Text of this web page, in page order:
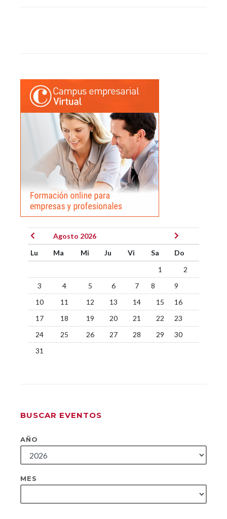
Agosto 2026
Lu
Ma Mi Ju Vi Sa
Do
1
2
3
4 5 6 7 8
9
10
11 12 13 14 15
16
17
18 19 20 21 22
23
24
25 26 27 28 29
30
31
BUSCAR EVENTOS
AÑO
MES